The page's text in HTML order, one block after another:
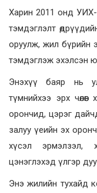
Харин 2011 онд
тэмдэглэлт
оруулж, жил бүрийн
тэмдэглэж эхэлсэн
Энэхүү баяр нь
түмнийхээ эрх
орончид, цэрэг
залуу үеийн эх
хүсэл эрмэлзэл,
цэнэглэхэд үлгэр
Энэ жилийн тухайд